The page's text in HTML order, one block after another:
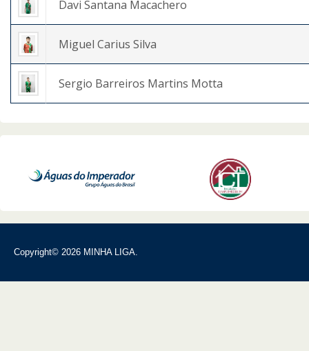
Davi Santana Macachero
Miguel Carius Silva
Sergio Barreiros Martins Motta
Copyright© 2026 MINHA LIGA.